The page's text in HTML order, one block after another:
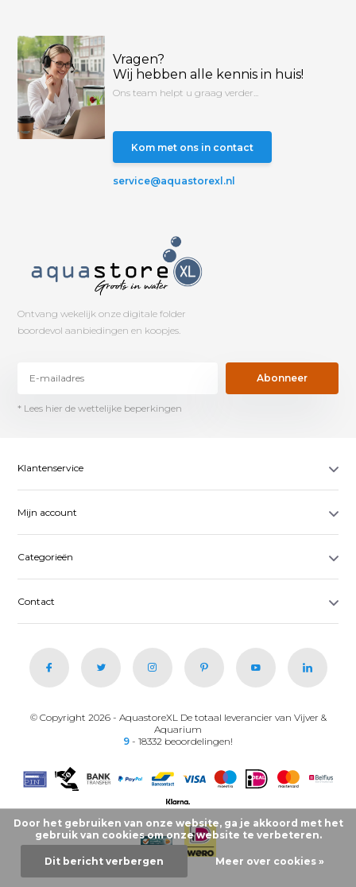
Vragen?
Wij hebben alle kennis in huis!
Ons team helpt u graag verder...
Kom met ons in contact
service@aquastorexl.nl
Ontvang wekelijk onze digitale folder
boordevol aanbiedingen en koopjes.
Abonneer
* Lees hier de wettelijke beperkingen
Klantenservice
Mijn account
Categorieën
Contact
© Copyright 2026 - AquastoreXL De totaal leverancier van Vijver &
Aquarium
9 - 18332 beoordelingen!
Door het gebruiken van onze website, ga je akkoord met het
gebruik van cookies om onze website te verbeteren.
Dit bericht verbergen Meer over cookies »